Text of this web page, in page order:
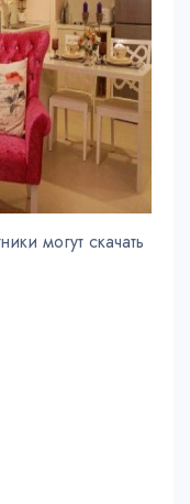
могут скачать